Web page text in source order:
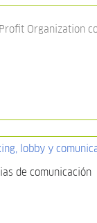
Organization
lobby y
de comunicación